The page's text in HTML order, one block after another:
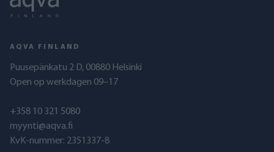
AQVA FINLAND
Puusepänkatu 2 D, 00880 Helsinki
Open op werkdagen 09–17
+358 10 321 5080
myynti@aqva.fi
KvK-nummer: 2351337-8